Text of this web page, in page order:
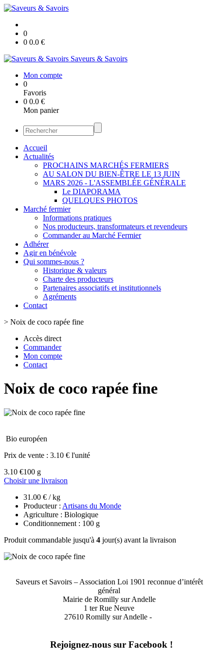
0
0 0.0 €
Saveurs & Savoirs
Mon compte
0
Favoris
0 0.0 €
Mon panier
Accueil
Actualités
PROCHAINS MARCHÉS FERMIERS
AU SALON DU BIEN-ÊTRE LE 13 JUIN
MARS 2026 - L'ASSEMBLÉE GÉNÉRALE
Le DIAPORAMA
QUELQUES PHOTOS
Marché fermier
Informations pratiques
Nos producteurs, transformateurs et revendeurs
Commander au Marché Fermier
Adhérer
Agir en bénévole
Qui sommes-nous ?
Historique & valeurs
Charte des producteurs
Partenaires associatifs et institutionnels
Agréments
Contact
> Noix de coco rapée fine
Accès direct
Commander
Mon compte
Contact
Noix de coco rapée fine
Bio européen
Prix de vente : 3.10 € l'unité
3.10 €100 g
Choisir une livraison
31.00 € / kg
Producteur : Artisans du Monde
Agriculture : Biologique
Conditionnement : 100 g
Produit commandable jusqu'à 4 jour(s) avant la livraison
Saveurs et Savoirs – Association Loi 1901 reconnue d’intérêt
général
Mairie de Romilly sur Andelle
1 ter Rue Neuve
27610 Romilly sur Andelle -
Rejoignez-nous sur Facebook !